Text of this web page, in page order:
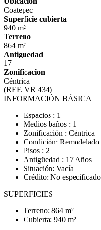
Coatepec
Superficie cubierta
940 m²
Terreno
864 m²
Antiguedad
17
Zonificacion
Céntrica
(REF. VR 434)
INFORMACIÓN BÁSICA
Espacios : 1
Medios baños : 1
Zonificación : Céntrica
Condición: Remodelado
Pisos : 2
Antigüedad : 17 Años
Situación: Vacía
Crédito: No especificado
SUPERFICIES
Terreno: 864 m²
Cubierta: 940 m²